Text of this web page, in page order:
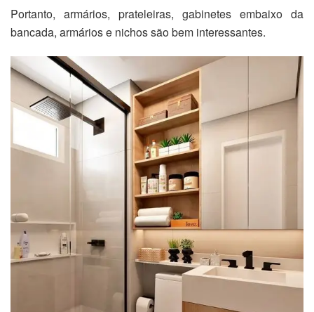
Portanto, armários, prateleiras, gabinetes embaixo da
bancada, armários e nichos são bem interessantes.